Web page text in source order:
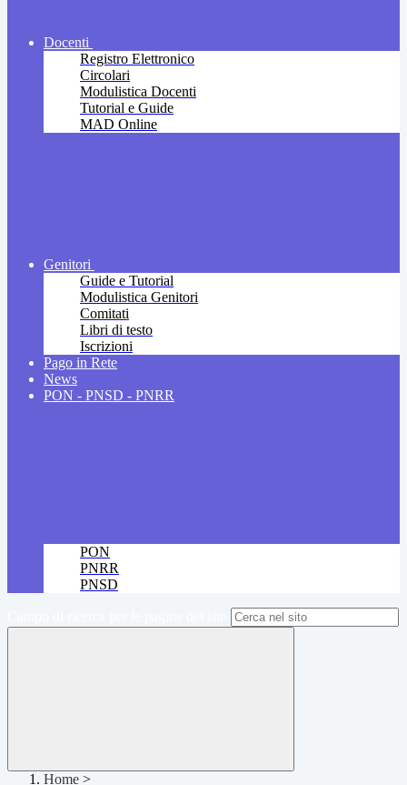
Docenti
Registro Elettronico
Circolari
Modulistica Docenti
Tutorial e Guide
MAD Online
Genitori
Guide e Tutorial
Modulistica Genitori
Comitati
Libri di testo
Iscrizioni
Pago in Rete
News
PON - PNSD - PNRR
PON
PNRR
PNSD
Home >